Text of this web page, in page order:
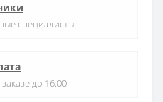
специалисты
до 16:00